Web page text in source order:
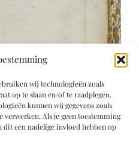
wij technologieën zoals
op te slaan en/of te raadplegen.
kunnen wij gegevens zoals
verwerken. Als je geen toestemming
een nadelige invloed hebben op